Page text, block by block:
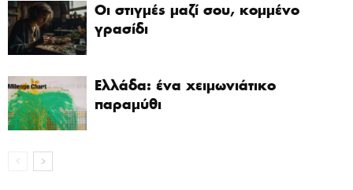
Οι στιγμές μαζί σου, κομμένο
γρασίδι
Ελλάδα: ένα χειμωνιάτικο
παραμύθι